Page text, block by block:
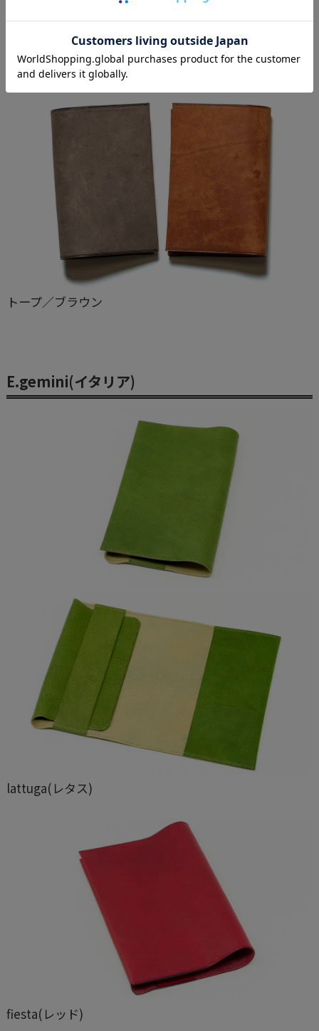
MARGOT(マルゴー)
トープ／ブラウン
E.gemini(イタリア)
lattuga(レタス)
fiesta(レッド)